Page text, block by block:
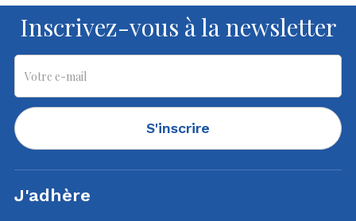
Inscrivez-vous à la newsletter
S'inscrire
J'adhère